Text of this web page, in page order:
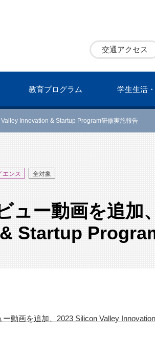
交通アクセス
教育プログラム 学⽣⽣活
Innovation & Startup Program研修実施報告
エンス 全対象
ュー動画を追
Startup
動画を追加、2023 Silicon Valley